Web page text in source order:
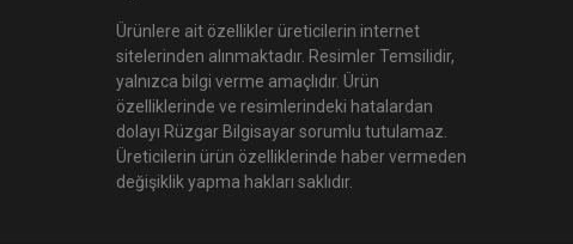
Ürünlere ait özellikler üreticilerin internet
sitelerinden alınmaktadır. Resimler Temsilidir,
yalnızca bilgi verme amaçlıdır. Ürün
özelliklerinde ve resimlerindeki hatalardan
dolayı Rüzgar Bilgisayar sorumlu tutulamaz.
Üreticilerin ürün özelliklerinde haber vermeden
değişiklik yapma hakları saklıdır.